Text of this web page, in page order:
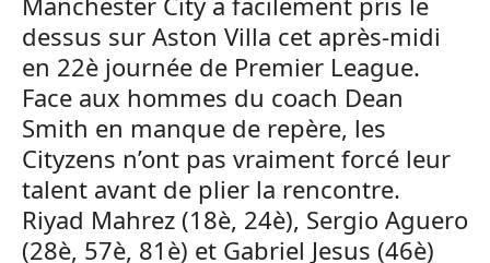
dessus sur Aston Villa cet après-midi
en 22è journée de Premier League.
Face aux hommes du coach Dean
Smith en manque de repère, les
Cityzens n’ont pas vraiment forcé leur
talent avant de plier la rencontre.
Riyad Mahrez (18è, 24è), Sergio Aguero
(28è, 57è, 81è) et Gabriel Jesus (46è)